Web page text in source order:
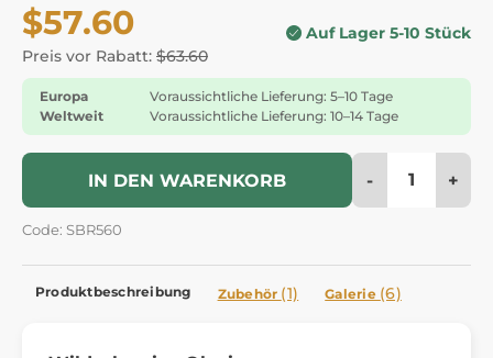
$57.60
Preis vor Rabatt: $63.60
Auf Lager 5-10 Stück
Europa
Voraussichtliche Lieferung: 5–10 Tage
Weltweit
Voraussichtliche Lieferung: 10–14 Tage
IN DEN WARENKORB - +
Code: SBR560
Produktbeschreibung Zubehör (1) Galerie (6)